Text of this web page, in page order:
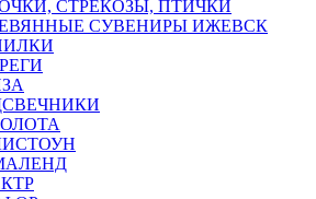
СТРЕКОЗЫ, ПТИЧКИ
СУВЕНИРЫ ИЖЕВСК